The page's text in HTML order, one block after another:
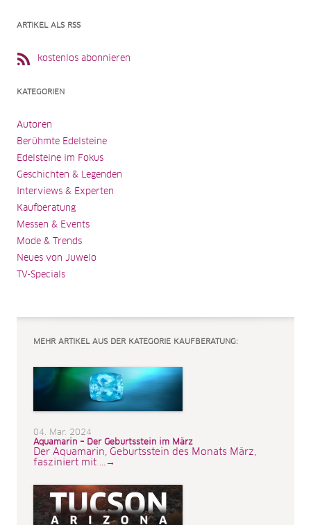
ARTIKEL ALS RSS
kostenlos abonnieren
KATEGORIEN
Autoren
Berühmte Edelsteine
Edelsteine im Fokus
Geschichten & Legenden
Interviews & Experten
Kaufberatung
Messen & Events
Mode & Trends
Neues von Juwelo
TV-Specials
MEHR ARTIKEL AUS DER KATEGORIE KAUFBERATUNG:
04. Mar. 2024
Aquamarin – Der Geburtsstein im März
Der Aquamarin, Geburtsstein des Monats März,
fasziniert mit ...→